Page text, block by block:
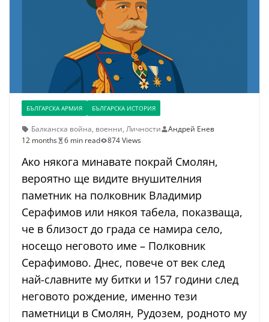
БЪЛГАРСКА АРМИЯ БЪЛГАРСКА ИСТОРИЯ
Балканска война, военни, Личности
Андрей Енев
12 months
6 min read 874 Views
Ако някога минавате покрай Смолян,
вероятно ще видите внушителния
паметник на полковник Владимир
Серафимов или някоя табела, показваща,
че в близост до града се намира село,
носещо неговото име – Полковник
Серафимово. Днес, повече от век след
най-славните му битки и 157 години след
неговото рождение, именно тези
паметници в Смолян, Рудозем, родното му